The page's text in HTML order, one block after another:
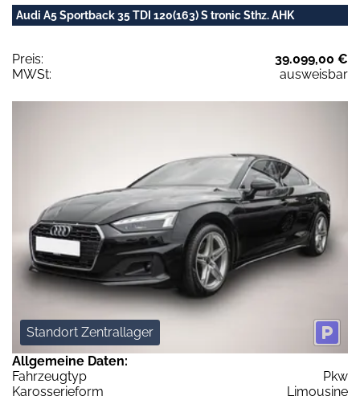
Audi A5 Sportback 35 TDI 120(163) S tronic Sthz. AHK
Preis:
39.099,00 €
MWSt:
ausweisbar
Standort Zentrallager
Allgemeine Daten:
Fahrzeugtyp
Pkw
Karosserieform
Limousine